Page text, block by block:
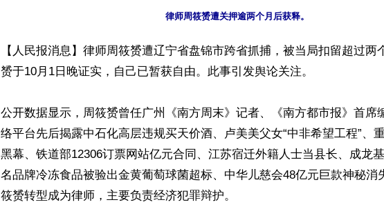
【人民报消息】律师周筱赟遭辽宁省盘锦市跨省抓捕，被当局扣留超过两
赟于10月1日晚证实，自己已暂获自由。此事引发舆论关注。
公开数据显示，周筱赟曾任广州《南方周末》记者、《南方都市报》首席
络平台先后揭露中石化高层违规买天价酒、卢美美父女“中非希望工程”、
黑幕、铁道部12306订票网站亿元合同、江苏宿迁外籍人士当县长、成龙
名品牌冷冻食品被验出金黄葡萄球菌超标、中华儿慈会48亿元巨款神秘消
筱赟转型成为律师，主要负责经济犯罪辩护。